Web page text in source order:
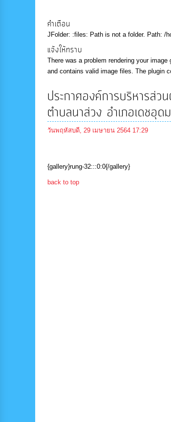
คำเตือน
JFolder: :files: Path is not a folder. Path: /
แจ้งให้ทราบ
There was a problem rendering your
and contains valid image files. The plugin
ประกาศองค์การบริหารส่
ตำบลนาส่วง อำเภอเดชอุ
วันพฤหัสบดี, 29 เมษายน 2564 17:29
{gallery}rung-32:::0:0{/gallery}
back to top